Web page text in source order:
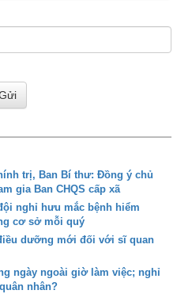
trị, Ban Bí thư: Đồng ý chủ
gia Ban CHQS cấp xã
nghỉ hưu mắc bệnh hiểm
cơ sở mỗi quý
dưỡng mới đối với sĩ quan
ngày ngoài giờ làm việc; nghỉ
nhân?